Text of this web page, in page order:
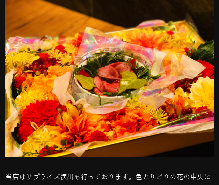
当店はサプライズ演出も行っております。色とりどりの花の中央に